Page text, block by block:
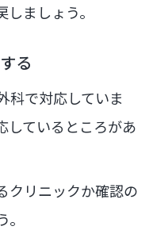
ましょう。
る
科で対応していま
しているところがあ
クリニックか確認の